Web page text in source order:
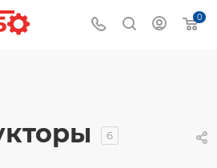
0
6